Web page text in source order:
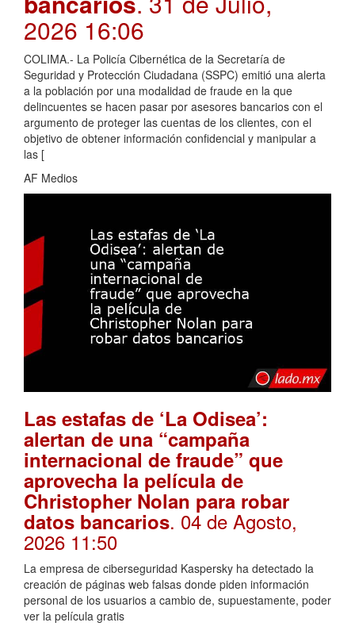
2026 16:06
COLIMA.- La Policía Cibernética de la Secretaría de
Seguridad y Protección Ciudadana (SSPC) emitió una alerta
a la población por una modalidad de fraude en la que
delincuentes se hacen pasar por asesores bancarios con el
argumento de proteger las cuentas de los clientes, con el
objetivo de obtener información confidencial y manipular a
las [
AF Medios
Las estafas de ‘La Odisea’:
alertan de una “campaña
internacional de fraude” que
aprovecha la película de
Christopher Nolan para robar
datos bancarios. 04 de Agosto,
2026 11:50
La empresa de ciberseguridad Kaspersky ha detectado la
creación de páginas web falsas donde piden información
personal de los usuarios a cambio de, supuestamente, poder
ver la película gratis